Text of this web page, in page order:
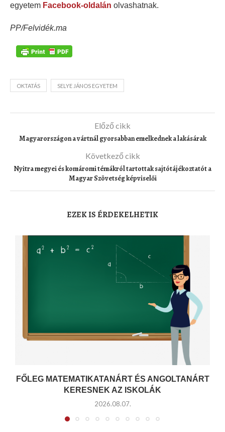
egyetem Facebook-oldalán olvashatnak.
PP/Felvidék.ma
OKTATÁS SELYE JÁNOS EGYETEM
Előző cikk
Magyarországon a vártnál gyorsabban emelkednek a lakásárak
Következő cikk
Nyitra megyei és komáromi témákról tartottak sajtótájékoztatót a
Magyar Szövetség képviselői
EZEK IS ÉRDEKELHETIK
FŐLEG MATEMATIKATANÁRT ÉS ANGOLTANÁRT
KERESNEK AZ ISKOLÁK
2026.08.07.